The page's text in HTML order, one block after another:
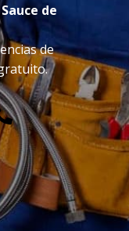
de
de